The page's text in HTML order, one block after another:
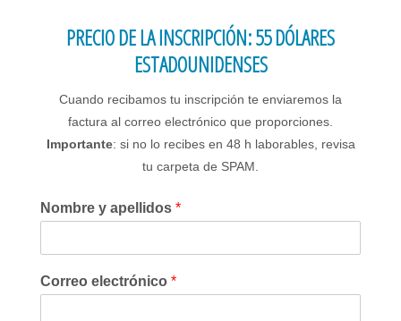
PRECIO DE LA INSCRIPCIÓN: 55 DÓLARES
ESTADOUNIDENSES
Cuando recibamos tu inscripción te enviaremos la
factura al correo electrónico que proporciones.
Importante: si no lo recibes en 48 h laborables, revisa
tu carpeta de SPAM.
Nombre y apellidos *
Correo electrónico *